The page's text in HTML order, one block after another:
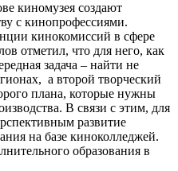
киномузея создают
с кинопрофессиями.
кинокомиссий в сфере
отметил, что для него, как
задача – найти не
а второй творческий
плана, которые нужны
В связи с этим, для
развитие
на базе киноколледжей.
образования в